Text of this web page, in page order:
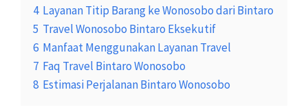
4 Layanan Titip Barang ke Wonosobo dari Bintaro
5 Travel Wonosobo Bintaro Eksekutif
6 Manfaat Menggunakan Layanan Travel
7 Faq Travel Bintaro Wonosobo
8 Estimasi Perjalanan Bintaro Wonosobo